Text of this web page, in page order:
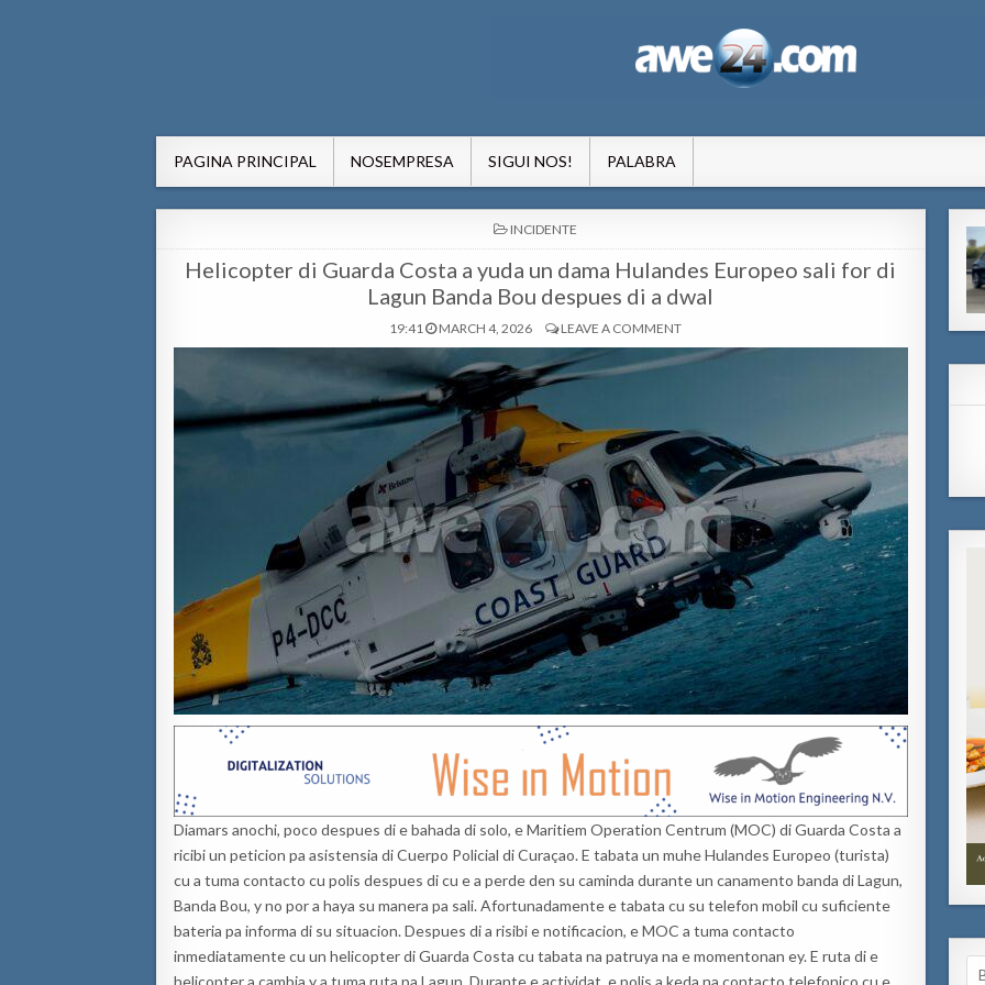
PAGINA PRINCIPAL NOSEMPRESA SIGUI NOS! PALABRA
POSTED
IN
INCIDENTE
Helicopter di Guarda Costa a yuda un dama Hulandes Europeo sali for di
Lagun Banda Bou despues di a dwal
19:41 MARCH 4, 2026 LEAVE A COMMENT
Diamars anochi, poco despues di e bahada di solo, e Maritiem Operation Centrum (MOC) di Guarda Costa a
ricibi un peticion pa asistensia di Cuerpo Policial di Curaçao. E tabata un muhe Hulandes Europeo (turista)
cu a tuma contacto cu polis despues di cu e a perde den su caminda durante un canamento banda di Lagun,
Banda Bou, y no por a haya su manera pa sali. Afortunadamente e tabata cu su telefon mobil cu suficiente
bateria pa informa di su situacion. Despues di a risibi e notificacion, e MOC a tuma contacto
inmediatamente cu un helicopter di Guarda Costa cu tabata na patruya na e momentonan ey. E ruta di e
helicopter a cambia y a tuma ruta pa Lagun. Durante e actividat, e polis a keda na contacto telefonico cu e